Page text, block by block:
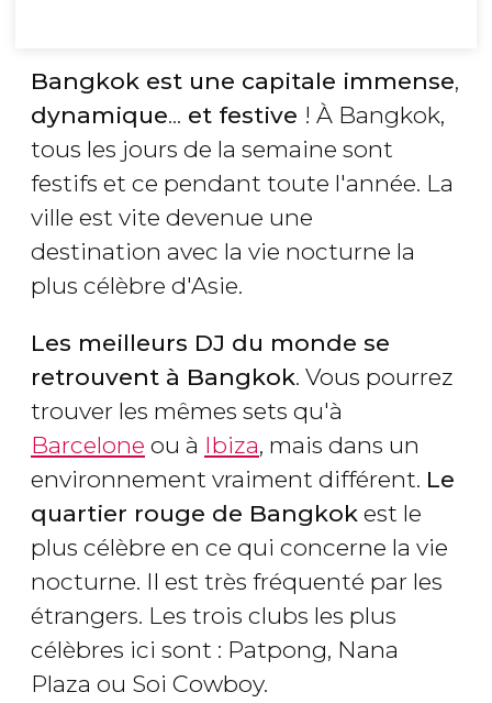
Bangkok est une capitale immense,
dynamique... et festive ! À Bangkok,
tous les jours de la semaine sont
festifs et ce pendant toute l'année. La
ville est vite devenue une
destination avec la vie nocturne la
plus célèbre d'Asie.
Les meilleurs DJ du monde se
retrouvent à Bangkok. Vous pourrez
trouver les mêmes sets qu'à
Barcelone ou à Ibiza, mais dans un
environnement vraiment différent. Le
quartier rouge de Bangkok est le
plus célèbre en ce qui concerne la vie
nocturne. Il est très fréquenté par les
étrangers. Les trois clubs les plus
célèbres ici sont : Patpong, Nana
Plaza ou Soi Cowboy.